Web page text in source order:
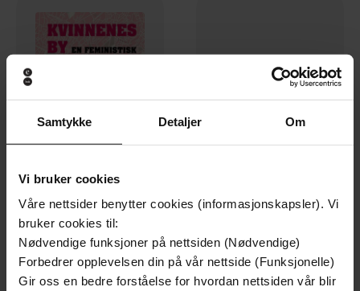
Samtykke Detaljer Om
Vi bruker cookies
Våre nettsider benytter cookies (informasjonskapsler). Vi
bruker cookies til:
Nødvendige funksjoner på nettsiden (Nødvendige)
Forbedrer opplevelsen din på vår nettside (Funksjonelle)
Gir oss en bedre forståelse for hvordan nettsiden vår blir
279,-
Kvinnenes by
Marta Breen
Ut på eventyr
Jakob Oftebro